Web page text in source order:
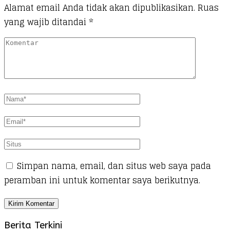
Alamat email Anda tidak akan dipublikasikan. Ruas
yang wajib ditandai *
Simpan nama, email, dan situs web saya pada
peramban ini untuk komentar saya berikutnya.
Berita Terkini